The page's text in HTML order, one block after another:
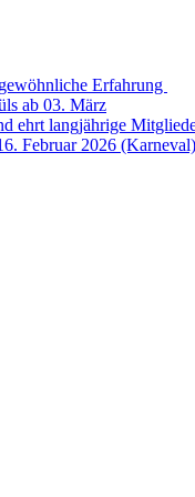
Erfahrung
ab 03. März
ehrt langjährige
Februar 2026 (Karneval)